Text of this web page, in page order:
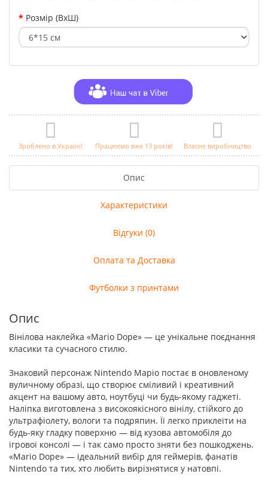
Розмір (ВхШ)
Зроблено в Україні! Працюємо вже 13 років! Власне виробництво
Опис
Характеристики
Відгуки (0)
Оплата та Доставка
Футболки з принтами
Опис
Вінілова наклейка «Mario Dope» — це унікальне поєднання
класики та сучасного стилю.
Знаковий персонаж Nintendo Маріо постає в оновленому
вуличному образі, що створює сміливий і креативний
акцент на вашому авто, ноутбуці чи будь-якому гаджеті.
Наліпка виготовлена з високоякісного вінілу, стійкого до
ультрафіолету, вологи та подряпин. Її легко приклеїти на
будь-яку гладку поверхню — від кузова автомобіля до
ігрової консолі — і так само просто зняти без пошкоджень.
«Mario Dope» — ідеальний вибір для геймерів, фанатів
Nintendo та тих, хто любить вирізнятися у натовпі.